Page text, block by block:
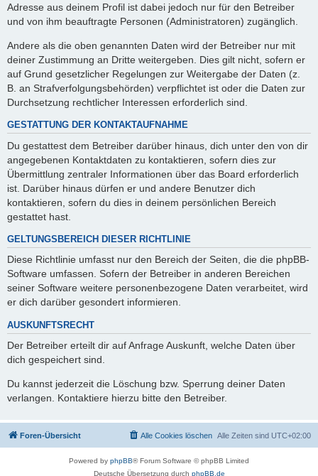
Adresse aus deinem Profil ist dabei jedoch nur für den Betreiber
und von ihm beauftragte Personen (Administratoren) zugänglich.
Andere als die oben genannten Daten wird der Betreiber nur mit
deiner Zustimmung an Dritte weitergeben. Dies gilt nicht, sofern er
auf Grund gesetzlicher Regelungen zur Weitergabe der Daten (z.
B. an Strafverfolgungsbehörden) verpflichtet ist oder die Daten zur
Durchsetzung rechtlicher Interessen erforderlich sind.
GESTATTUNG DER KONTAKTAUFNAHME
Du gestattest dem Betreiber darüber hinaus, dich unter den von dir
angegebenen Kontaktdaten zu kontaktieren, sofern dies zur
Übermittlung zentraler Informationen über das Board erforderlich
ist. Darüber hinaus dürfen er und andere Benutzer dich
kontaktieren, sofern du dies in deinem persönlichen Bereich
gestattet hast.
GELTUNGSBEREICH DIESER RICHTLINIE
Diese Richtlinie umfasst nur den Bereich der Seiten, die die phpBB-
Software umfassen. Sofern der Betreiber in anderen Bereichen
seiner Software weitere personenbezogene Daten verarbeitet, wird
er dich darüber gesondert informieren.
AUSKUNFTSRECHT
Der Betreiber erteilt dir auf Anfrage Auskunft, welche Daten über
dich gespeichert sind.
Du kannst jederzeit die Löschung bzw. Sperrung deiner Daten
verlangen. Kontaktiere hierzu bitte den Betreiber.
Foren-Übersicht Alle Zeiten sind UTC+02:00
Alle Cookies löschen
Powered by phpBB® Forum Software © phpBB Limited
Deutsche Übersetzung durch phpBB.de